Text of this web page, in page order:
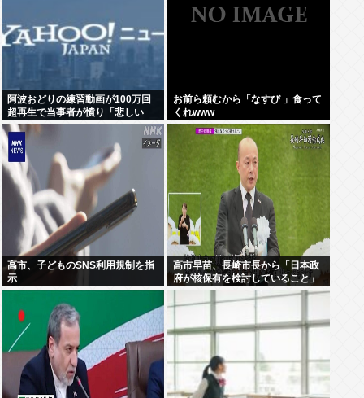
阿波おどりの練習動画が100万回
超再生で当事者が憤り「悲しい
し、気持ち悪い」 日本人男性の性
欲は異常
お前ら頼むから「なすび 」食って
くれwww
高市、子どものSNS利用規制を指
示
高市早苗、長崎市長から「日本政
府が核保有を検討していること」
を公然と批判され思いっきり睨み
つける